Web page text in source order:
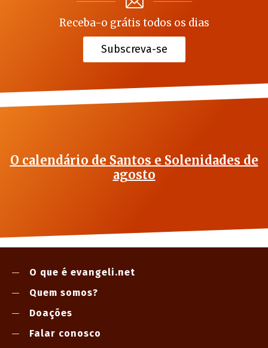
Receba-o grátis todos os dias
Subscreva-se
O calendário de Santos e Solenidades de
agosto
O que é evangeli.net
Quem somos?
Doações
Falar conosco